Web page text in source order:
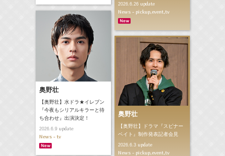
2026.6.26update
News - pickup,event,tv
奥野壮
【奥野壮】水ドラ★イレブン
『今夜もシリアルキラーと待
ち合わせ』出演決定！
2026.6.9update
News - tv
奥野壮
【奥野壮】ドラマ『スピナー
ベイト』制作発表記者会見
2026.6.3update
News - pickup,event,tv